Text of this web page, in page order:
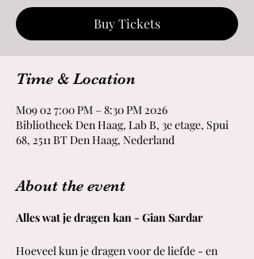
Buy Tickets
Time & Location
2026 M09 02 7:00 PM – 8:30 PM
Bibliotheek Den Haag, Lab B, 3e etage, Spui
68, 2511 BT Den Haag, Nederland
About the event
Alles wat je dragen kan - Gian Sardar
Hoeveel kun je dragen voor de liefde - en